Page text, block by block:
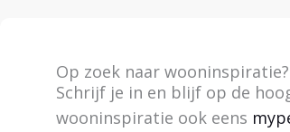
Op zoek naar wooninspiratie?
Schrijf je in en blijf op de
wooninspiratie ook eens